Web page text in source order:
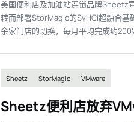
美国便利店及加油站连锁品牌Sheetz
转而部署StorMagic的SvHCI超融合
余家门店的切换，每月平均完成约200
Sheetz StorMagic VMware
Sheetz便利店放弃